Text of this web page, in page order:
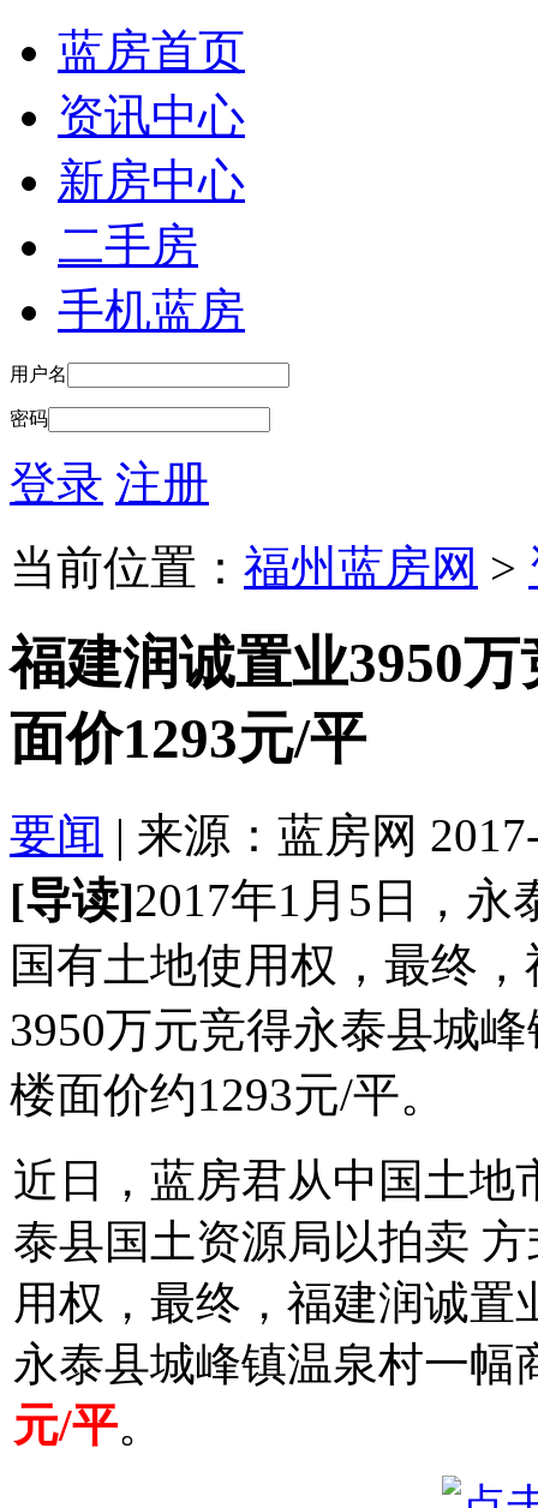
蓝房首页
资讯中心
新房中心
二手房
手机蓝房
用户名
密码
登录 注册
当前位置： 福州蓝房网 >
福建润诚置业3950
面价1293元/平
要闻 | 来源：蓝房网
[导读]2017年1月5日，
国有土地使用权，最终
3950万元竞得永泰县城
楼面价约1293元/平。
近日，蓝房君从中国土地
泰县国土资源局以拍卖
用权，最终，福建润诚置
永泰县城峰镇温泉村一幅
元/平。